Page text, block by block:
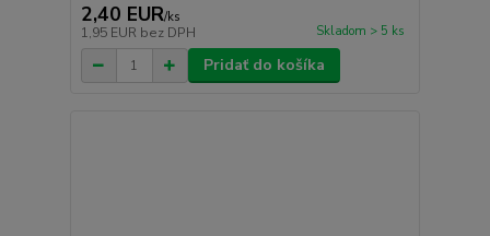
2,40 EUR/ks
1,95 EUR bez DPH Skladom > 5 ks
Pridať do košíka